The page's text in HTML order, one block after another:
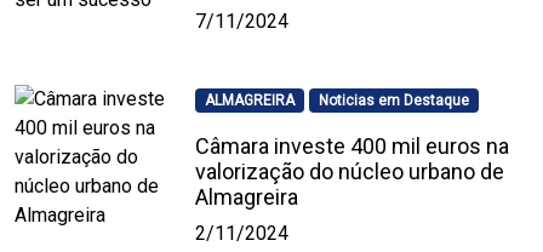
7/11/2024
ALMAGREIRA Noticias em Destaque
Câmara investe 400 mil euros na
valorização do núcleo urbano de
Almagreira
2/11/2024